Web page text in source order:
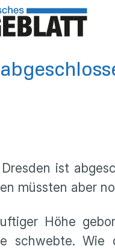
ist
müssten aber
Höhe
schwebte.